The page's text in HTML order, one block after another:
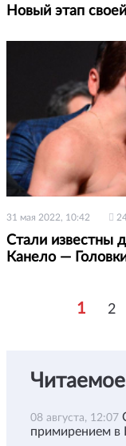
Новый этап
31 мая 2022, 10:42
Стали известны
Канело —
1 2
Читаемое
08 августа, 12:07
примирением в